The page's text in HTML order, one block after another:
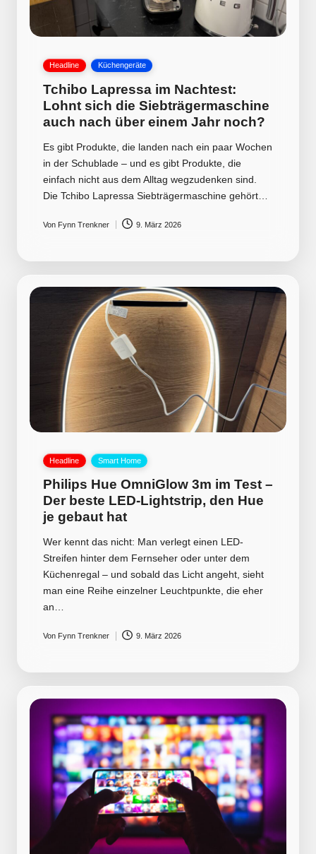
Posted
Headline Küchengeräte
Tchibo Lapressa im Nachtest:
Lohnt sich die Siebträgermaschine
auch nach über einem Jahr noch?
Es gibt Produkte, die landen nach ein paar Wochen
in der Schublade – und es gibt Produkte, die
einfach nicht aus dem Alltag wegzudenken sind.
Die Tchibo Lapressa Siebträgermaschine gehört…
Posted
Von Fynn Trenkner 9. März 2026
Posted
Headline Smart Home
Philips Hue OmniGlow 3m im Test –
Der beste LED-Lightstrip, den Hue
je gebaut hat
Wer kennt das nicht: Man verlegt einen LED-
Streifen hinter dem Fernseher oder unter dem
Küchenregal – und sobald das Licht angeht, sieht
man eine Reihe einzelner Leuchtpunkte, die eher
an…
Posted
Von Fynn Trenkner 9. März 2026